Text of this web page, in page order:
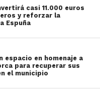
casi 11.000 euros
y reforzar la
Espuña
espacio en homenaje a
para recuperar sus
el municipio